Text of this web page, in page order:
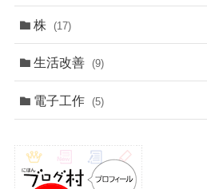
株 (17)
生活改善 (9)
電子工作 (5)